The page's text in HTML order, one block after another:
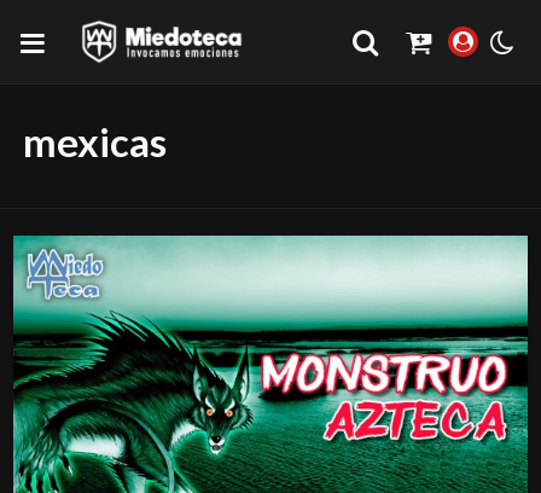
mexicas